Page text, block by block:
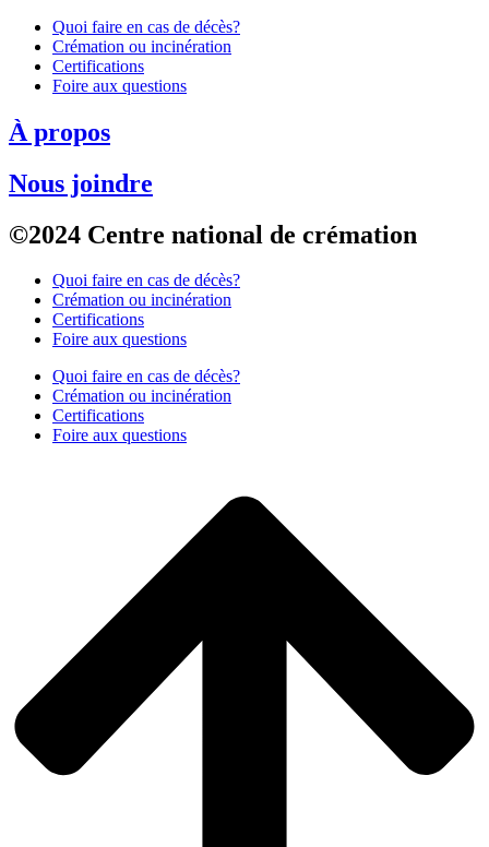
Quoi faire en cas de décès?
Crémation ou incinération
Certifications
Foire aux questions
À propos
Nous joindre
©2024 Centre national de crémation
Quoi faire en cas de décès?
Crémation ou incinération
Certifications
Foire aux questions
Quoi faire en cas de décès?
Crémation ou incinération
Certifications
Foire aux questions